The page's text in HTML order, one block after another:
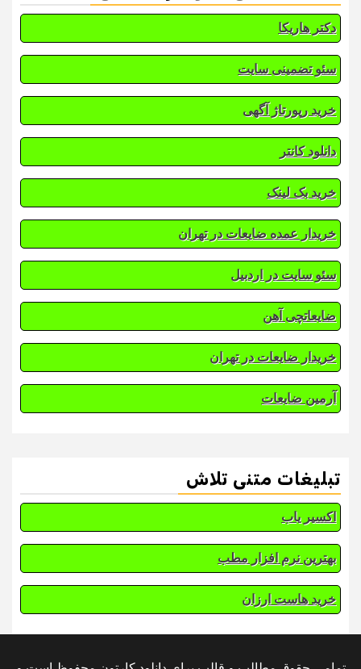
دکتر هاریکا
سئو تضمینی سایت
خرید رپورتاژ آگهی
دانلود کانتر
خرید بک لینک
خریدار عمده ضایعات در تهران
سئو سایت در اردبیل
ضایعاتچی آهن
خریدار ضایعات در تهران
آرمین ضایعات
تبلیغات متنی تلاش
اکسیر یاب
بهترین نرم افزار مطب
خرید هاست ارزان